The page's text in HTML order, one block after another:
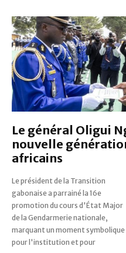
Le général Oligui
nouvelle
africains
Le président de la Transition
gabonaise a parrainé la 16e
promotion du cours d'État Major
de la Gendarmerie nationale,
marquant un moment symbolique
pour l'institution et pour
l'Afrique. Ce mercredi 26 juin
2024, l'École nationale de
Gendarmerie d'Owendo a vibré au
rythme d'une cérémonie